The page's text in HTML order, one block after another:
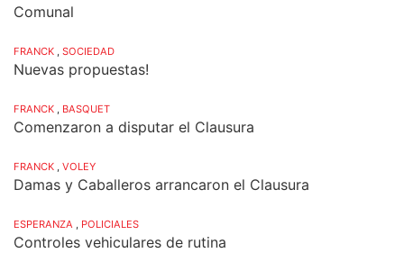
Comunal
FRANCK , SOCIEDAD
Nuevas propuestas!
FRANCK , BASQUET
Comenzaron a disputar el Clausura
FRANCK , VOLEY
Damas y Caballeros arrancaron el Clausura
ESPERANZA , POLICIALES
Controles vehiculares de rutina